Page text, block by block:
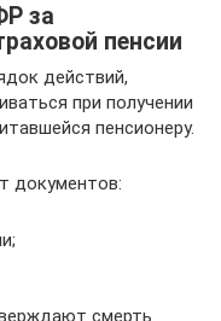
за
пенсии
действий,
при получении
пенсионеру.
документов:
смерть